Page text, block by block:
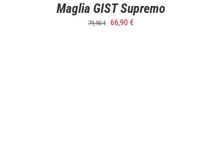
Maglia GIST Supremo
79,90€ 66,90 €